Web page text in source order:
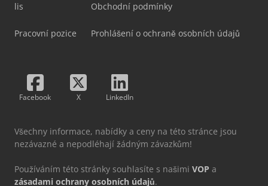
lis
Pracovní pozice
Obchodní podmínky
Prohlášení o ochraně osobních údajů
Facebook X LinkedIn
Všechny informace, nabídky a ceny na této stránce jsou
nezávazné a nepodléhají žádným závazkům!
Používáním této stránky souhlasíte s našimi VOP a
zásadami ochrany osobních údajů.